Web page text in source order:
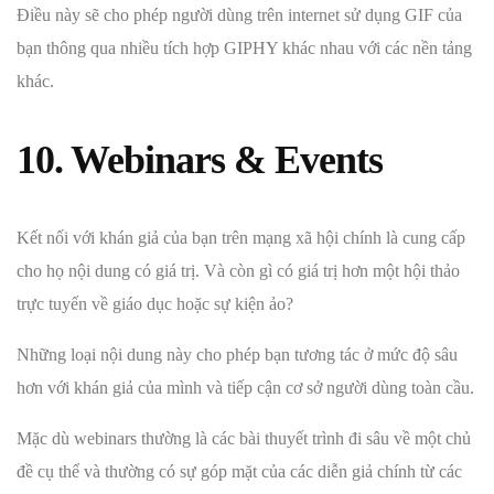
Điều này sẽ cho phép người dùng trên internet sử dụng GIF của
bạn thông qua nhiều tích hợp GIPHY khác nhau với các nền tảng
khác.
10. Webinars & Events
Kết nối với khán giả của bạn trên mạng xã hội chính là cung cấp
cho họ nội dung có giá trị. Và còn gì có giá trị hơn một hội thảo
trực tuyến về giáo dục hoặc sự kiện ảo?
Những loại nội dung này cho phép bạn tương tác ở mức độ sâu
hơn với khán giả của mình và tiếp cận cơ sở người dùng toàn cầu.
Mặc dù webinars thường là các bài thuyết trình đi sâu về một chủ
đề cụ thể và thường có sự góp mặt của các diễn giả chính từ các